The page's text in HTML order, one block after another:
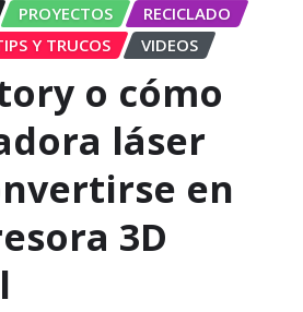
PROYECTOS
RECICLADO
Y TRUCOS VIDEOS
o cómo
láser
en
3D